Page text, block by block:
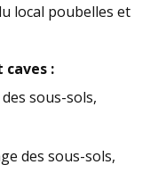
local poubelles et
caves :
sous-sols,
des sous-sols,